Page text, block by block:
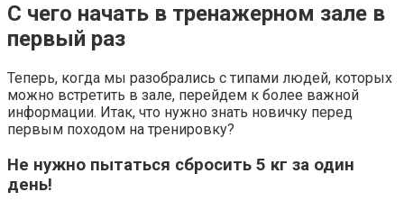
С чего начать в тренажерном зале в
первый раз
Теперь, когда мы разобрались с типами людей, которых
можно встретить в зале, перейдем к более важной
информации. Итак, что нужно знать новичку перед
первым походом на тренировку?
Не нужно пытаться сбросить 5 кг за один
день!